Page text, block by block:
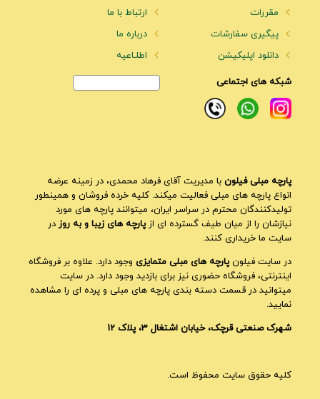
مقررات
پیگیری سفارشات
دانلود اپلیکیشن
ارتباط با ما
درباره ما
اطلـاعیه
شبکه های اجتماعی
پارچه مبلی فیلون با مدیریت آقای فرهاد محمدی، در زمینه عرضه
انواع پارچه های مبلی فعالیت میکند. کلیه خرده فروشان و همینطور
تولیدکنندگان محترم در سراسر ایران، میتوانند پارچه های مورد
نیازشان را از میان طیف گسترده ای ازپارچه های زیبا و به روز در
سایت ما خریداری کنند.
در سایت فیلونپارچه های مبلی متمایزی وجود دارد. علاوه بر فروشگاه
اینترنتی، فروشگاه حضوری نیز برای بازدید وجود دارد. در سایت
میتوانید در قسمت دسته بندی پارچه های مبلی و پرده ای را مشاهده
نمایید.
شهرک صنعتی قرچک، خیابان اشتغال 3، پلاک 12
کلیه حقوق سایت محفوظ است.